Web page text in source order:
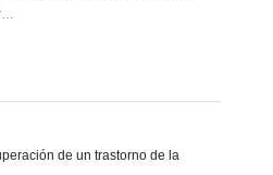
de un trastorno de la